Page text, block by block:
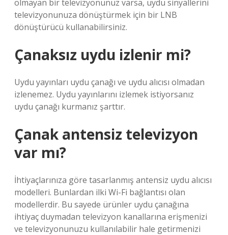
olmayan bir televizyonunuz varsa, uydu sinyallerini
televizyonunuza dönüştürmek için bir LNB
dönüştürücü kullanabilirsiniz.
Çanaksız uydu izlenir mi?
Uydu yayınları uydu çanağı ve uydu alıcısı olmadan
izlenemez. Uydu yayınlarını izlemek istiyorsanız
uydu çanağı kurmanız şarttır.
Çanak antensiz televizyon
var mı?
İhtiyaçlarınıza göre tasarlanmış antensiz uydu alıcısı
modelleri. Bunlardan ilki Wi-Fi bağlantısı olan
modellerdir. Bu sayede ürünler uydu çanağına
ihtiyaç duymadan televizyon kanallarına erişmenizi
ve televizyonunuzu kullanılabilir hale getirmenizi